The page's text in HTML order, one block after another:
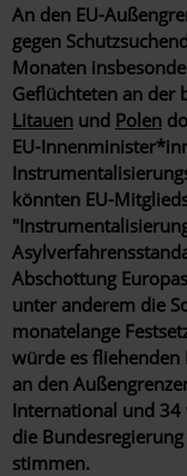
An den EU-
gegen
Monaten
Geflüchteten an der
Litauen und Polen
EU-
könnten EU-
Abschottung
unter anderem die
monatelange
würde es fliehenden
an den
International und
die
stimmen.